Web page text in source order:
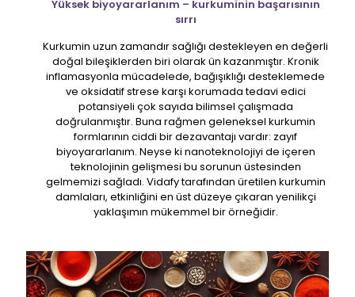
Yüksek biyoyararlanım – kurkuminin başarısının
sırrı
Kurkumin uzun zamandır sağlığı destekleyen en değerli
doğal bileşiklerden biri olarak ün kazanmıştır. Kronik
inflamasyonla mücadelede, bağışıklığı desteklemede
ve oksidatif strese karşı korumada tedavi edici
potansiyeli çok sayıda bilimsel çalışmada
doğrulanmıştır. Buna rağmen geleneksel kurkumin
formlarının ciddi bir dezavantajı vardır: zayıf
biyoyararlanım. Neyse ki nanoteknolojiyi de içeren
teknolojinin gelişmesi bu sorunun üstesinden
gelmemizi sağladı. Vidafy tarafından üretilen kurkumin
damlaları, etkinliğini en üst düzeye çıkaran yenilikçi
yaklaşımın mükemmel bir örneğidir.